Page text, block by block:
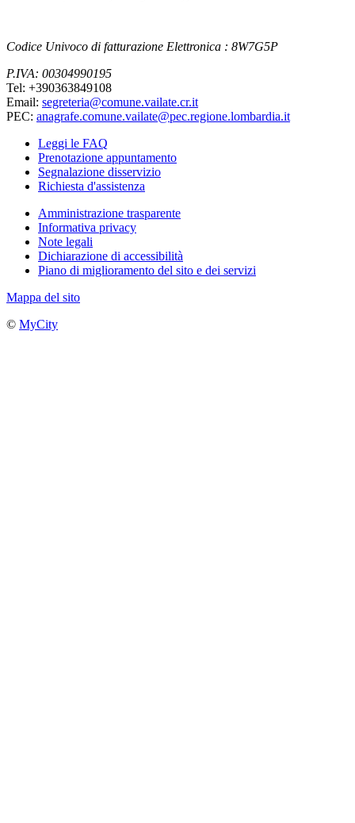
Codice Univoco di fatturazione Elettronica : 8W7G5P
P.IVA: 00304990195
Tel: +390363849108
Email: segreteria@comune.vailate.cr.it
PEC: anagrafe.comune.vailate@pec.regione.lombardia.it
Leggi le FAQ
Prenotazione appuntamento
Segnalazione disservizio
Richiesta d'assistenza
Amministrazione trasparente
Informativa privacy
Note legali
Dichiarazione di accessibilità
Piano di miglioramento del sito e dei servizi
Mappa del sito
© MyCity